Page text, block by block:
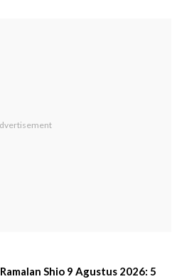
Ramalan Shio 9 Agustus 2026: 5